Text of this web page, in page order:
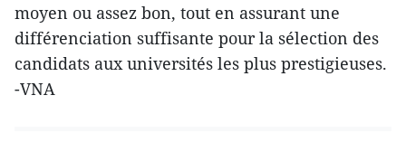
moyen ou assez bon, tout en assurant une
différenciation suffisante pour la sélection des
candidats aux universités les plus prestigieuses.
-VNA